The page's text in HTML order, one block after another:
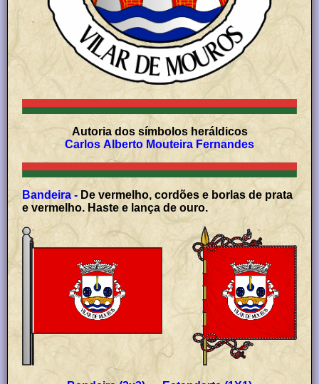
Autoria dos símbolos heráldicos
Carlos Alberto Mouteira Fernandes
Bandeira - De vermelho, cordões e borlas de prata
e vermelho. Haste e lança de ouro.